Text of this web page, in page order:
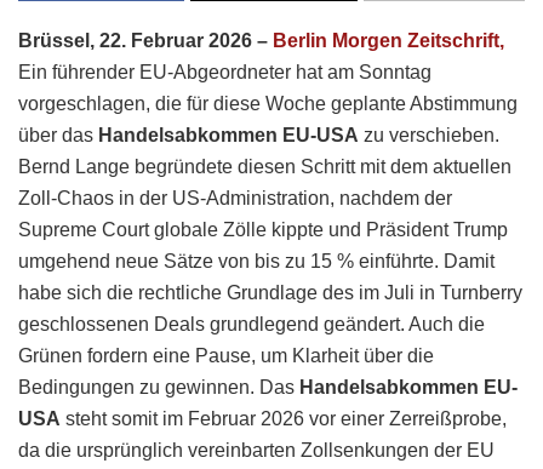
Brüssel, 22. Februar 2026 – Berlin Morgen Zeitschrift,
Ein führender EU-Abgeordneter hat am Sonntag
vorgeschlagen, die für diese Woche geplante Abstimmung
über das Handelsabkommen EU-USA zu verschieben.
Bernd Lange begründete diesen Schritt mit dem aktuellen
Zoll-Chaos in der US-Administration, nachdem der
Supreme Court globale Zölle kippte und Präsident Trump
umgehend neue Sätze von bis zu 15 % einführte. Damit
habe sich die rechtliche Grundlage des im Juli in Turnberry
geschlossenen Deals grundlegend geändert. Auch die
Grünen fordern eine Pause, um Klarheit über die
Bedingungen zu gewinnen. Das Handelsabkommen EU-
USA steht somit im Februar 2026 vor einer Zerreißprobe,
da die ursprünglich vereinbarten Zollsenkungen der EU